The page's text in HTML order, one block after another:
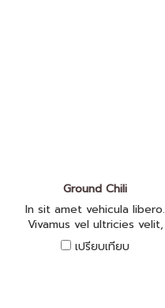
Ground Chili
In sit amet vehicula libero.
Vivamus vel ultricies velit,
sed fringilla elit.
เปรียบเทียบ